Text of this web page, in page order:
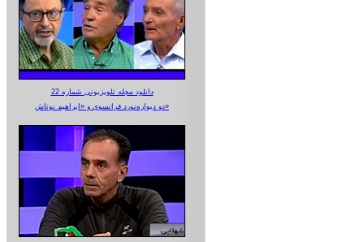
دانلود مجله تلویزیونی شماره 22
دو دیواره‌نورد فرانسوی و «ابراهیم نوتاش»